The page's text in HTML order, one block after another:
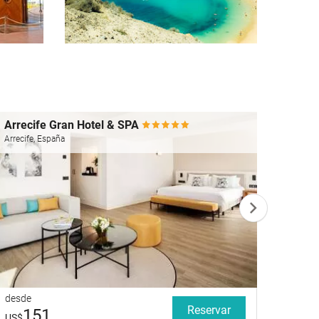
Arrecife Gran Hotel & SPA
Arrecife, España
desde
Reservar